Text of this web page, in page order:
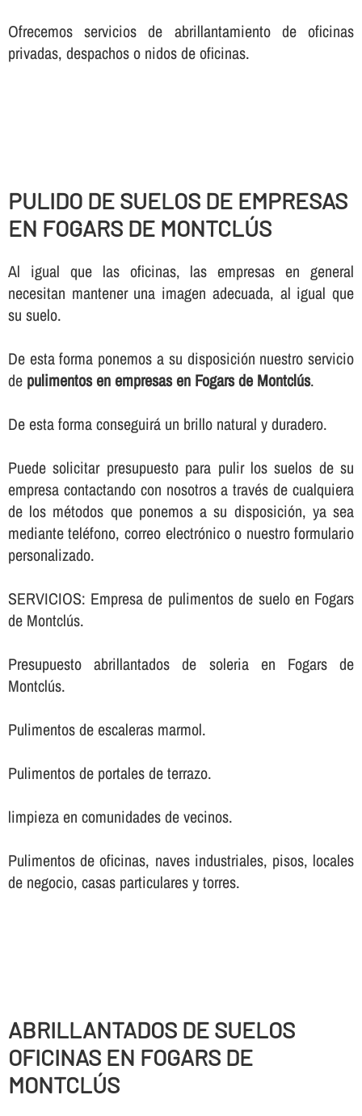
Ofrecemos servicios de abrillantamiento de oficinas
privadas, despachos o nidos de oficinas.
PULIDO DE SUELOS DE EMPRESAS
EN FOGARS DE MONTCLÚS
Al igual que las oficinas, las empresas en general
necesitan mantener una imagen adecuada, al igual que
su suelo.
De esta forma ponemos a su disposición nuestro servicio
de pulimentos en empresas en Fogars de Montclús.
De esta forma conseguirá un brillo natural y duradero.
Puede solicitar presupuesto para pulir los suelos de su
empresa contactando con nosotros a través de cualquiera
de los métodos que ponemos a su disposición, ya sea
mediante teléfono, correo electrónico o nuestro formulario
personalizado.
SERVICIOS: Empresa de pulimentos de suelo en Fogars
de Montclús.
Presupuesto abrillantados de soleria en Fogars de
Montclús.
Pulimentos de escaleras marmol.
Pulimentos de portales de terrazo.
limpieza en comunidades de vecinos.
Pulimentos de oficinas, naves industriales, pisos, locales
de negocio, casas particulares y torres.
ABRILLANTADOS DE SUELOS
OFICINAS EN FOGARS DE
MONTCLÚS